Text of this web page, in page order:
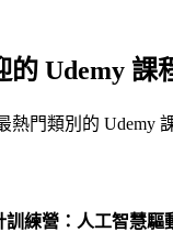
的 Udemy 課
熱門類別的 Udemy
訓練營：人工智慧驅